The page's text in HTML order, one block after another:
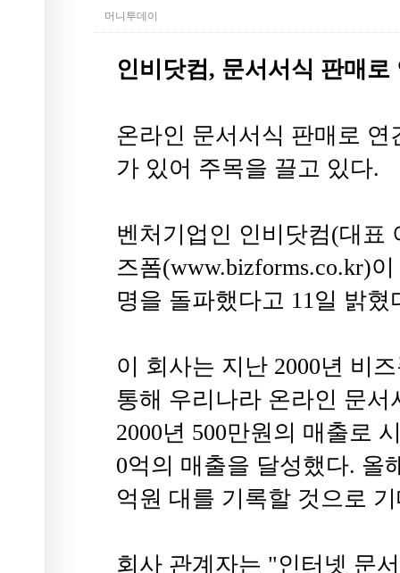
머니투데이
인비닷컴, 문서서식 판매로
온라인 문서서식 판매로
가 있어 주목을 끌고 있다.
벤처기업인 인비닷컴(대표
즈폼(www.bizforms.co.kr)
명을 돌파했다고 11일 밝혔
이 회사는 지난 2000년 비
통해 우리나라 온라인 문
2000년 500만원의 매출로
0억의 매출을 달성했다. 올
억원 대를 기록할 것으로
회사 관계자는 "인터넷 문